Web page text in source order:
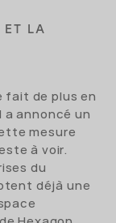
ET LA
fait de plus en
a annoncé un
mesure
à voir.
du
déjà une